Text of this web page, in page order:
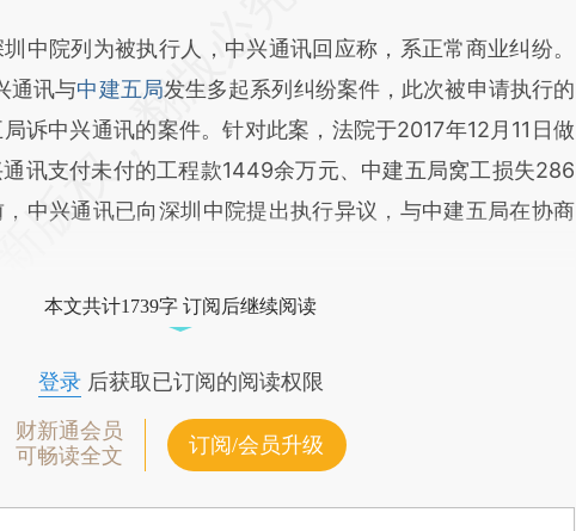
中院列为被执行人，中兴通讯回应称，系正常商业纠纷。
通讯与中建五局发生多起系列纠纷案件，此次被申请执行的
诉中兴通讯的案件。针对此案，法院于2017年12月11日做
讯支付未付的工程款1449余万元、中建五局窝工损失286
中兴通讯已向深圳中院提出执行异议，与中建五局在协商
本文共计1739字 订阅后继续阅读
登录后获取已订阅的阅读权限
财新通会员
可畅读全文
订阅/会员升级